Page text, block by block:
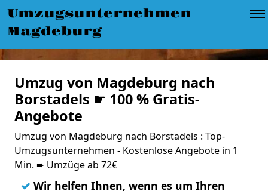
Umzugsunternehmen
Magdeburg
Umzug von Magdeburg nach
Borstadels ☛ 100 % Gratis-
Angebote
Umzug von Magdeburg nach Borstadels : Top-
Umzugsunternehmen - Kostenlose Angebote in 1
Min. ➨ Umzüge ab 72€
✓ Wir helfen Ihnen, wenn es um Ihren